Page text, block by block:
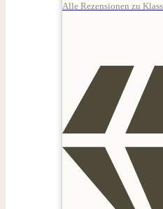
Alle Rezensionen zu